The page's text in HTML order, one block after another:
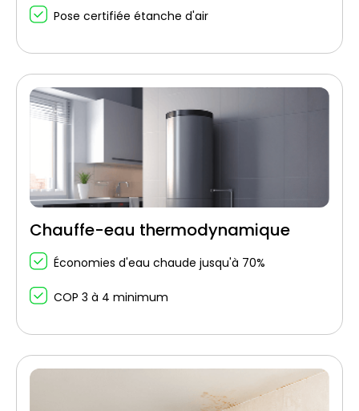
Pose certifiée étanche d'air
Chauffe-eau thermodynamique
Économies d'eau chaude jusqu'à 70%
COP 3 à 4 minimum